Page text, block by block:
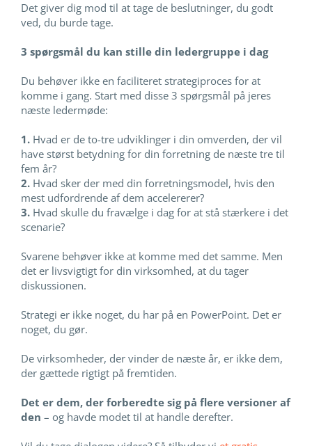
Det giver dig mod til at tage de beslutninger, du godt
ved, du burde tage.
3 spørgsmål du kan stille din ledergruppe i dag
Du behøver ikke en faciliteret strategiproces for at
komme i gang. Start med disse 3 spørgsmål på jeres
næste ledermøde:
1.Hvad er de to-tre udviklinger i din omverden, der vil
have størst betydning for din forretning de næste tre til
fem år?
2.Hvad sker der med din forretningsmodel, hvis den
mest udfordrende af dem accelererer?
3.Hvad skulle du fravælge i dag for at stå stærkere i det
scenarie?
Svarene behøver ikke at komme med det samme. Men
det er livsvigtigt for din virksomhed, at du tager
diskussionen.
Strategi er ikke noget, du har på en PowerPoint. Det er
noget, du gør.
De virksomheder, der vinder de næste år, er ikke dem,
der gættede rigtigt på fremtiden.
Det er dem, der forberedte sig på flere versioner af
den – og havde modet til at handle derefter.